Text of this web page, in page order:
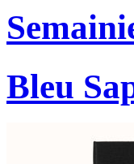
Bleu